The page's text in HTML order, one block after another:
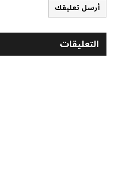
أرسل تعليقك
التعليقات